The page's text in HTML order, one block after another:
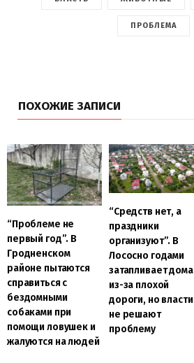
ПРОБЛЕМА
ПОХОЖИЕ ЗАПИСИ
“Проблеме не
первый год”. В
Гродненском
районе пытаются
справиться с
бездомными
собаками при
помощи ловушек и
жалуются на людей
“Средств нет, а
праздники
организуют”. В
Лососно годами
затапливает дома
из-за плохой
дороги, но власти
не решают
проблему